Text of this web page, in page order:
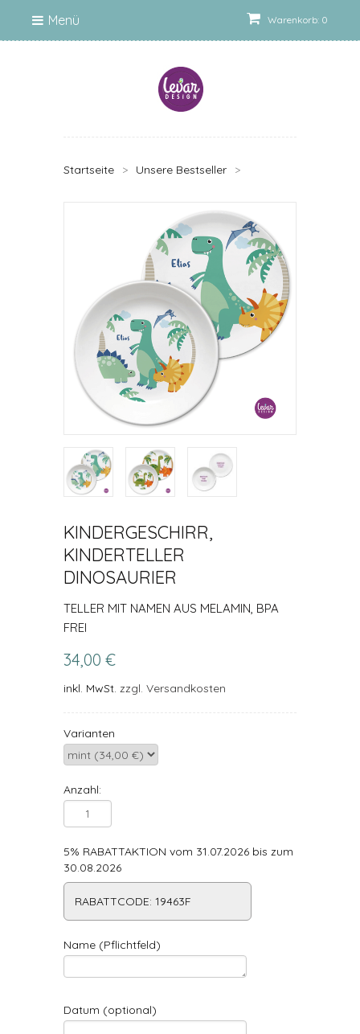
Warenkorb: 0
Menü
Startseite > Unsere Bestseller >
KINDERGESCHIRR,
KINDERTELLER
DINOSAURIER
TELLER MIT NAMEN AUS MELAMIN, BPA
FREI
34,00 €
inkl. MwSt. zzgl. Versandkosten
Varianten
Anzahl:
5% RABATTAKTION vom 31.07.2026 bis zum
30.08.2026
RABATTCODE: 19463F
Name (Pflichtfeld)
Datum (optional)